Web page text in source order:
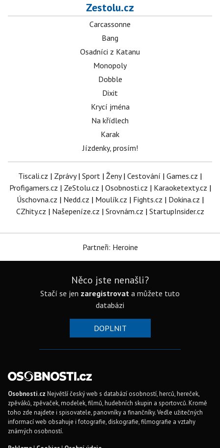
Zestolu.cz
Carcassonne
Bang
Osadníci z Katanu
Monopoly
Dobble
Dixit
Krycí jména
Na křídlech
Karak
Jízdenky, prosím!
Tiscali.cz | Zprávy| Sport | Ženy| Cestování | Games.cz |
Profigamers.cz | ZeStolu.cz | Osobnosti.cz | Karaoketexty.cz |
Úschovna.cz | Nedd.cz | Moulík.cz | Fights.cz | Dokina.cz |
CZhity.cz | Našepeníze.cz | Srovnám.cz | StartupInsider.cz
Partneři: Heroine
Něco jste nenašli?
Stačí se jen zaregistrovat a můžete tuto
databázi
DOPLNIT
Osobnosti.cz Největší český web s databází osobností, herců, hereček,
zpěváků, zpěvaček, modelek, filmů, hudebních skupin a sportovců. Kromě
toho zde najdete i spisovatele, panovníky a finančníky. Vedle užitečných
informací web obsahuje i fotografie, diskografie, filmografie a vztahy
známých osobností.